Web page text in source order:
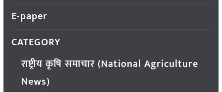
E-paper
CATEGORY
राष्ट्रीय कृषि समाचार (National Agriculture
News)